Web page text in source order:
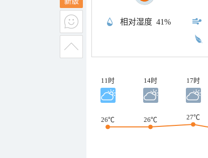
相对湿度 41%
11时 14时 17时
26℃ 26℃
27℃